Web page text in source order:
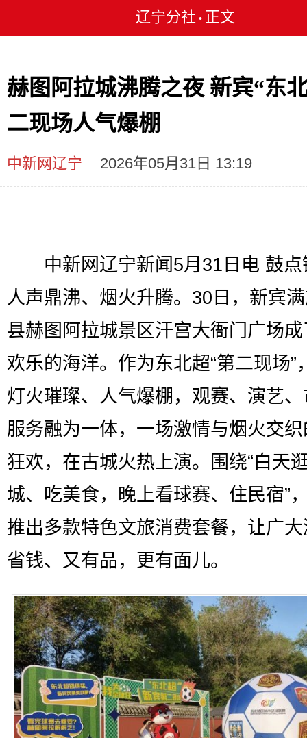
辽宁分社 • 正文
赫图阿拉城沸腾之夜 新宾“东
二现场人气爆棚
中新网辽宁 2026年05月31日 13:19
中新网辽宁新闻5月31日电 鼓点
人声鼎沸、烟火升腾。30日，新宾
县赫图阿拉城景区汗宫大衙门广场
欢乐的海洋。作为东北超“第二现场”
灯火璀璨、人气爆棚，观赛、演艺
服务融为一体，一场激情与烟火交
狂欢，在古城火热上演。围绕“白天
城、吃美食，晚上看球赛、住民宿”
推出多款特色文旅消费套餐，让广
省钱、又有品，更有面儿。